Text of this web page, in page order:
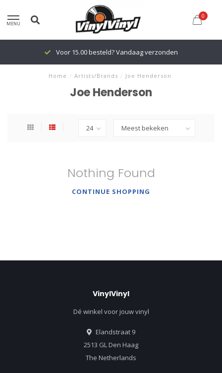
MENU
0
Voor 15.00 besteld? Vandaag verzonden
Home / Artists/Brands / Joe Henderson
Joe Henderson
Nothing Found
CONTINUE SHOPPING
VinylVinyl
Dé winkel voor jouw vinyl
Elandstraat 9
2513 GL Den Haag
The Netherlands